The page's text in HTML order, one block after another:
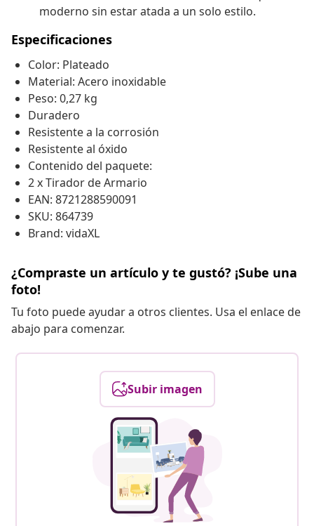
moderno sin estar atada a un solo estilo.
Especificaciones
Color: Plateado
Material: Acero inoxidable
Peso: 0,27 kg
Duradero
Resistente a la corrosión
Resistente al óxido
Contenido del paquete:
2 x Tirador de Armario
EAN: 8721288590091
SKU: 864739
Brand: vidaXL
¿Compraste un artículo y te gustó? ¡Sube una
foto!
Tu foto puede ayudar a otros clientes. Usa el enlace de
abajo para comenzar.
Subir imagen